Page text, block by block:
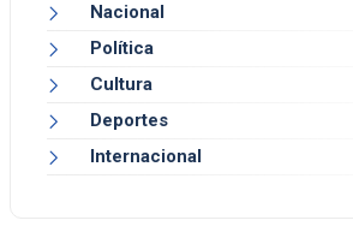
Nacional
Política
Cultura
Deportes
Internacional